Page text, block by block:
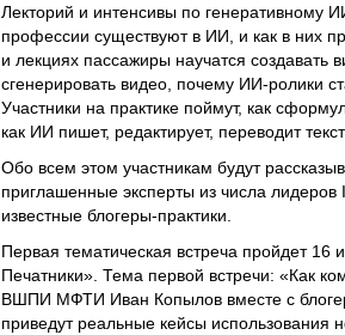
Лекторий и интенсивы по генеративному
профессии существуют в ИИ, и как в них
и лекциях пассажиры научатся создавать
сгенерировать видео, почему ИИ-ролики
Участники на практике поймут, как
как ИИ пишет, редактирует, переводит
Обо всем этом участникам будут
приглашенные эксперты из числа
известные блогеры-практики.
Первая тематическая встреча пройдет
Печатники». Тема первой встречи: «Как
ВШПИ МФТИ Иван Копылов вместе с
приведут реальные кейсы использования